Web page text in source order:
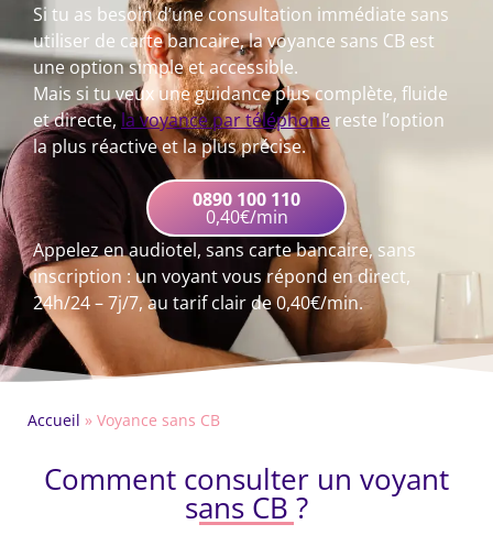
Si tu as besoin d’une consultation immédiate sans
utiliser de carte bancaire, la voyance sans CB est
une option simple et accessible.
Mais si tu veux une guidance plus complète, fluide
et directe,la voyance par téléphone reste l’option
la plus réactive et la plus précise.
0890 100 110
0,40€/min
Appelez en audiotel, sans carte bancaire, sans
inscription : un voyant vous répond en direct,
24h/24 – 7j/7, au tarif clair de 0,40€/min.
Accueil » Voyance sans CB
Comment consulter un voyant
sans CB ?